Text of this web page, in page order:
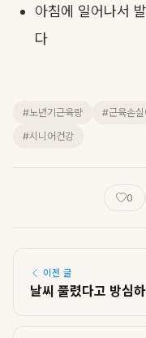
아침에 일어나서
다
#노년기근육량 #근육손실
#시니어건강
0
이전 글
날씨 풀렸다고 방심